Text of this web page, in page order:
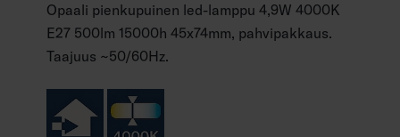
Opaali pienkupuinen led-lamppu 4,9W 4000K
E27 500lm 15000h 45x74mm, pahvipakkaus.
Taajuus ~50/60Hz.